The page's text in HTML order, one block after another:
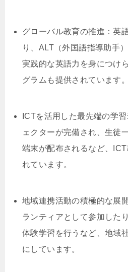
グローバル教育の推進：英
り、ALT（外国語指導助手
実践的な英語力を身につけ
グラムも提供されています。
ICTを活用した最先端の学
ェクターが完備され、生徒
端末が配布されるなど、
れています。
地域連携活動の積極的な展
ランティアとして参加した
体験学習を行うなど、地域
にしています。